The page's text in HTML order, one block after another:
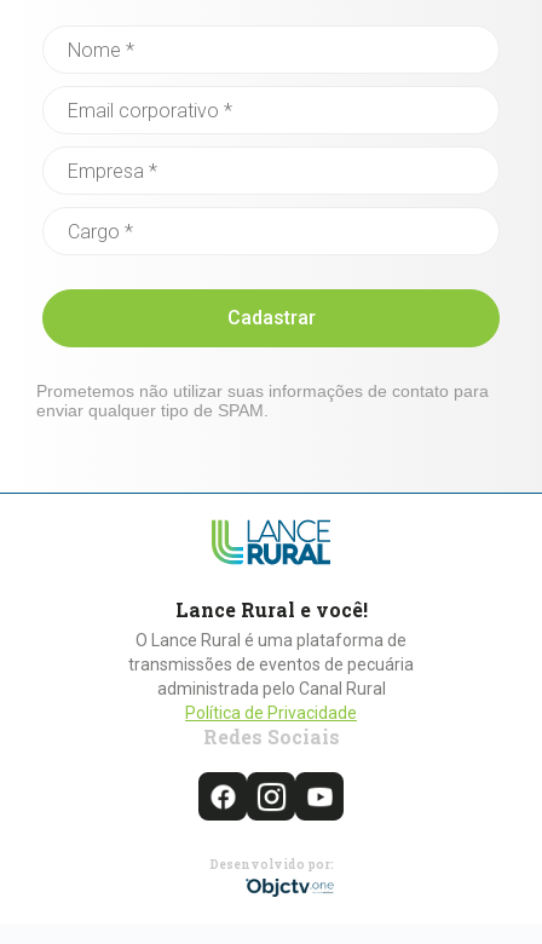
Cadastrar
Prometemos não utilizar suas informações de contato para
enviar qualquer tipo de SPAM.
Lance Rural e você!
O Lance Rural é uma plataforma de
transmissões de eventos de pecuária
administrada pelo Canal Rural
Política de Privacidade
Redes Sociais
Desenvolvido por: